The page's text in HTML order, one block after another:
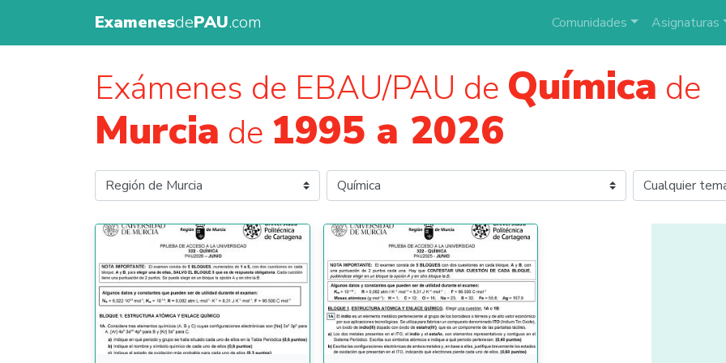
ExamenesdePAU.com Comunidades Asignaturas
Exámenes de EBAU/PAU de Química de
Murcia de 1995 a 2026